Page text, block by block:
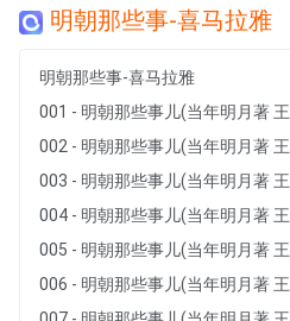
明朝那些事-喜马拉雅
明朝那些事-喜马拉雅